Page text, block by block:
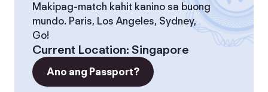
Makipag-match kahit kanino sa buong
mundo. Paris, Los Angeles, Sydney,
Go!
Current Location: Singapore
Ano ang Passport?